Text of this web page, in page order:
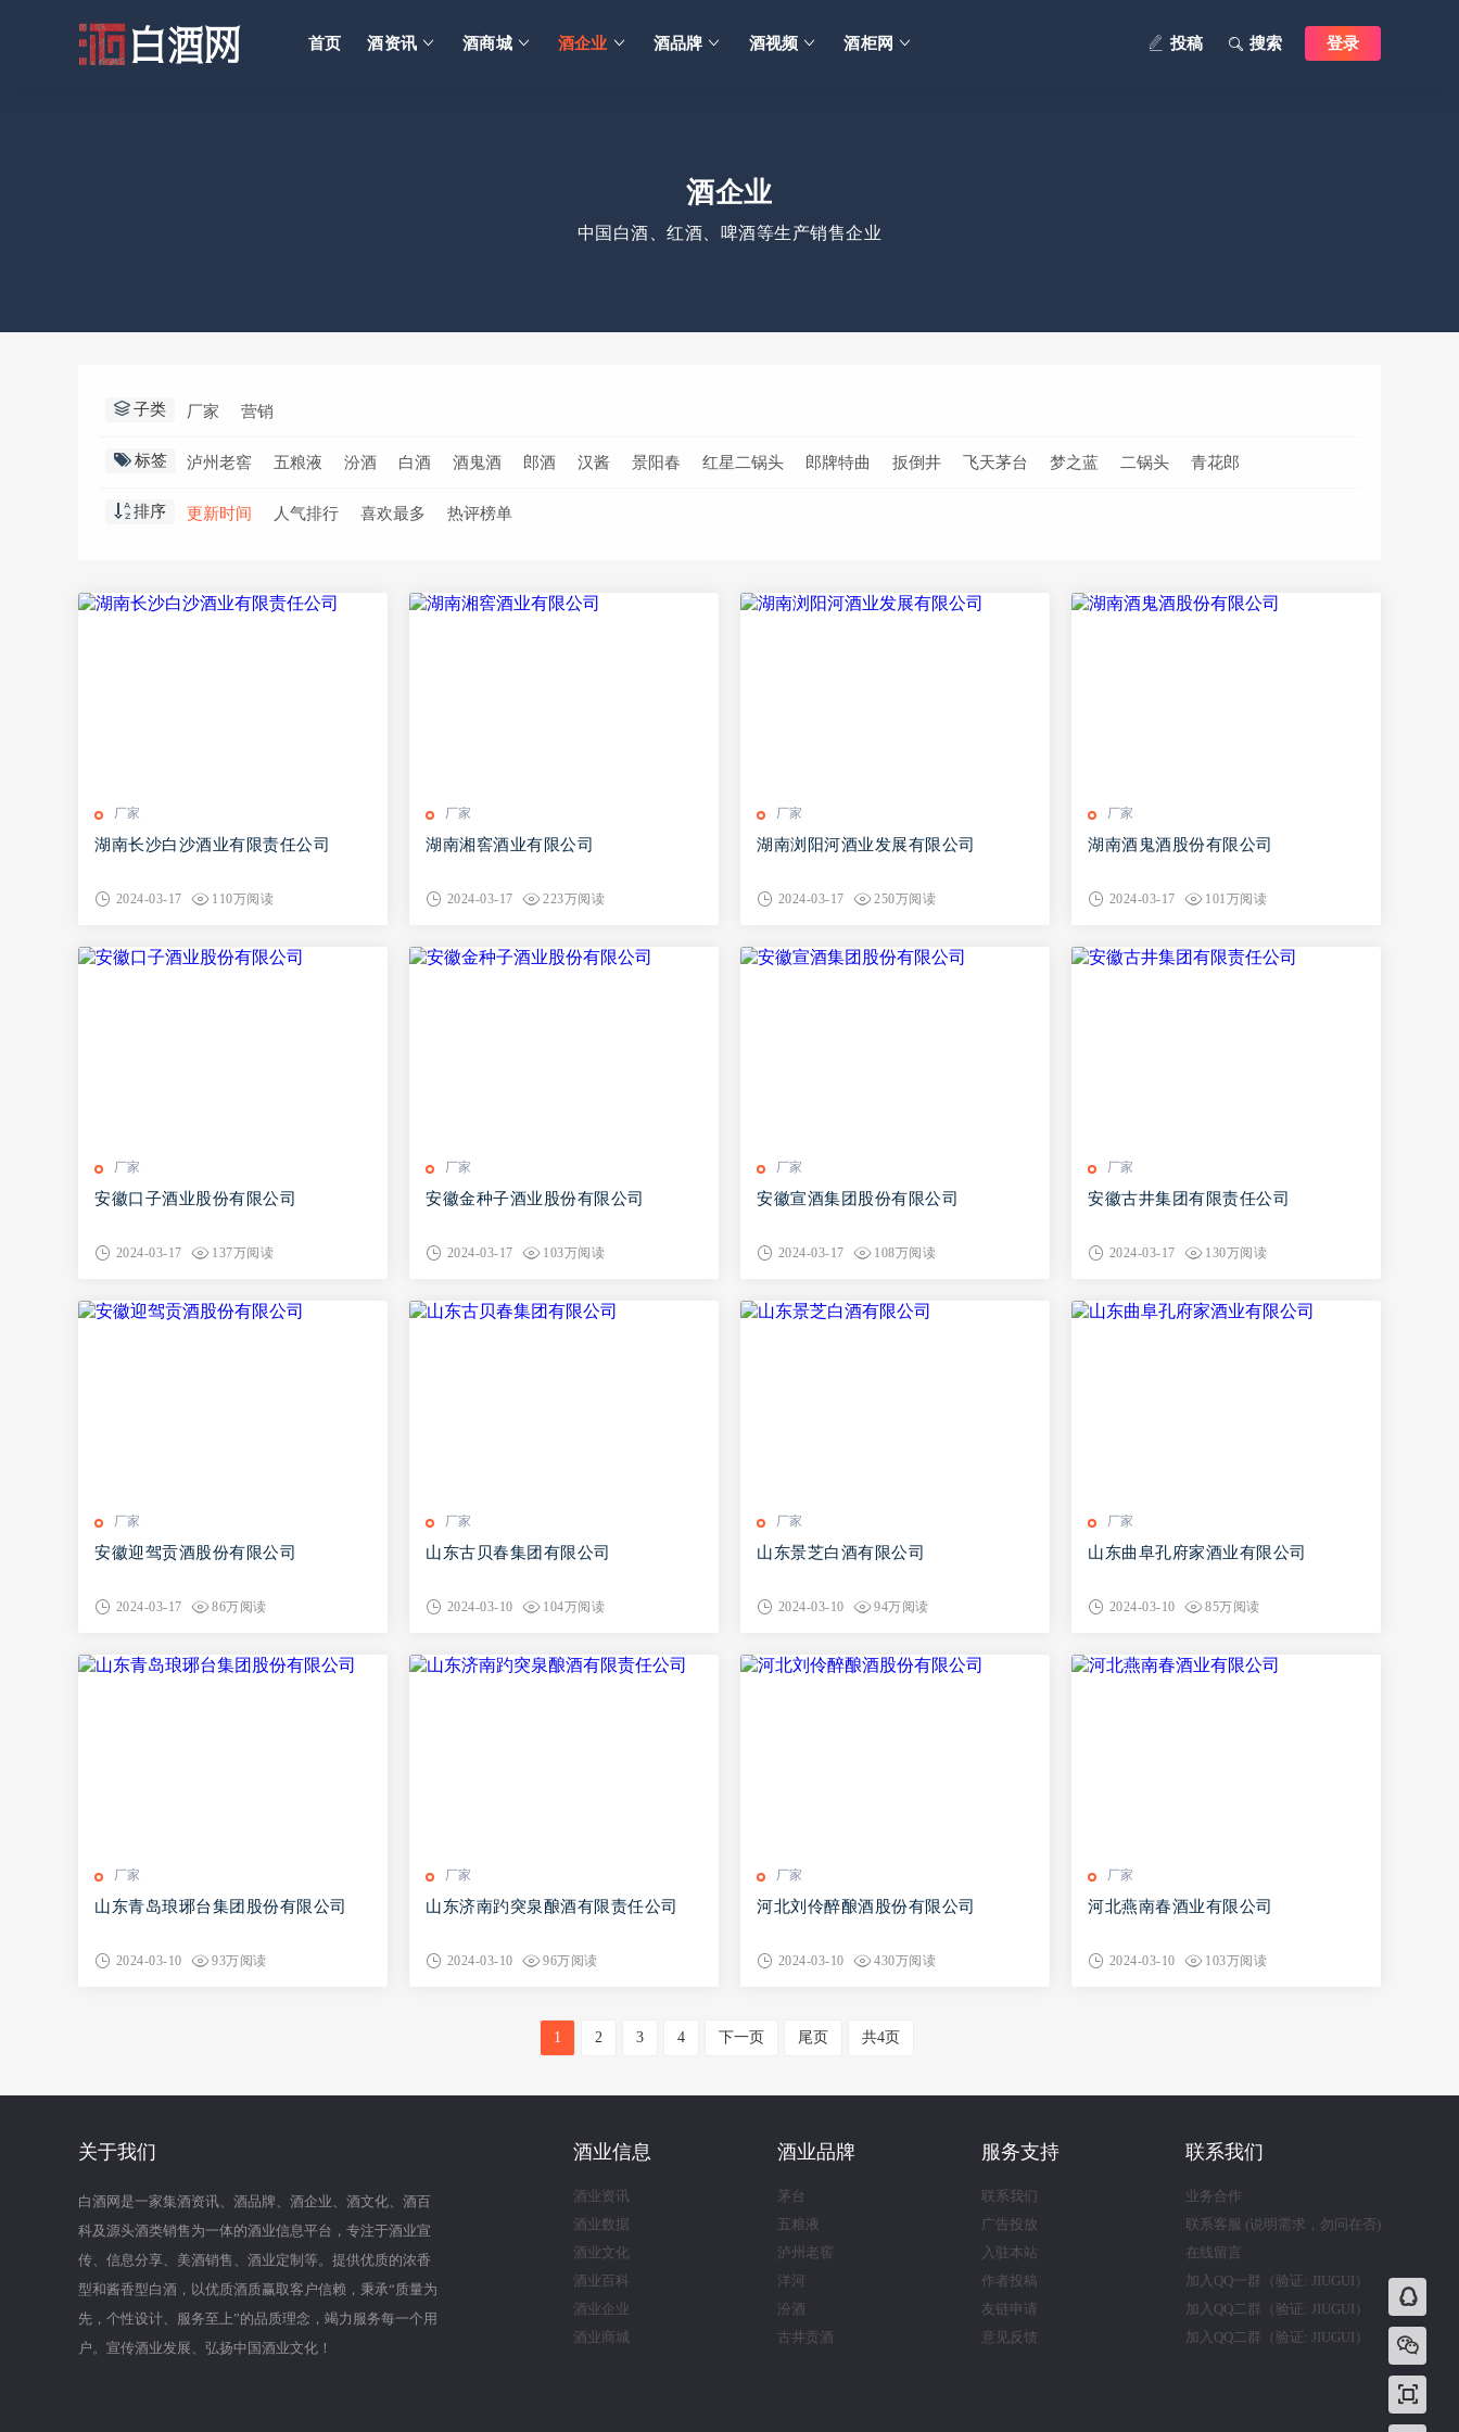
首页 酒资讯 酒商城 酒企业 酒品牌 酒视频 酒柜网 登录
搜索
投稿
酒企业
中国白酒、红酒、啤酒等生产销售企业
子类 厂家 营销
标签 泸州老窖 五粮液 汾酒 白酒 酒鬼酒 郎酒 汉酱 景阳春 红星二锅头 郎牌特曲 扳倒井 飞天茅台 梦之蓝 二锅头 青花郎
排序 更新时间 人气排行 喜欢最多 热评榜单
厂家
湖南长沙白沙酒业有限责任公司
2024-03-17 110万阅读
厂家
湖南湘窖酒业有限公司
2024-03-17 223万阅读
厂家
湖南浏阳河酒业发展有限公司
2024-03-17 250万阅读
厂家
湖南酒鬼酒股份有限公司
2024-03-17 101万阅读
厂家
安徽口子酒业股份有限公司
2024-03-17 137万阅读
厂家
安徽金种子酒业股份有限公司
2024-03-17 103万阅读
厂家
安徽宣酒集团股份有限公司
2024-03-17 108万阅读
厂家
安徽古井集团有限责任公司
2024-03-17 130万阅读
厂家
安徽迎驾贡酒股份有限公司
2024-03-17 86万阅读
厂家
山东古贝春集团有限公司
2024-03-10 104万阅读
厂家
山东景芝白酒有限公司
2024-03-10 94万阅读
厂家
山东曲阜孔府家酒业有限公司
2024-03-10 85万阅读
厂家
山东青岛琅琊台集团股份有限公司
2024-03-10 93万阅读
厂家
山东济南趵突泉酿酒有限责任公司
2024-03-10 96万阅读
厂家
河北刘伶醉酿酒股份有限公司
2024-03-10 430万阅读
厂家
河北燕南春酒业有限公司
2024-03-10 103万阅读
1 2 3 4 下一页 尾页 共4页
关于我们
白酒网是一家集酒资讯、酒品牌、酒企业、酒文化、酒百
科及源头酒类销售为一体的酒业信息平台，专注于酒业宣
传、信息分享、美酒销售、酒业定制等。提供优质的浓香
型和酱香型白酒，以优质酒质赢取客户信赖，秉承“质量为
先，个性设计、服务至上”的品质理念，竭力服务每一个用
户。宣传酒业发展、弘扬中国酒业文化！
酒业信息
酒业资讯
酒业数据
酒业文化
酒业百科
酒业企业
酒业商城
酒业品牌
茅台
五粮液
泸州老窖
洋河
汾酒
古井贡酒
服务支持
联系我们
广告投放
入驻本站
作者投稿
友链申请
意见反馈
联系我们
业务合作
联系客服 (说明需求，勿问在否)
在线留言
加入QQ一群（验证: JIUGUI）
加入QQ二群（验证: JIUGUI）
加入QQ二群（验证: JIUGUI）